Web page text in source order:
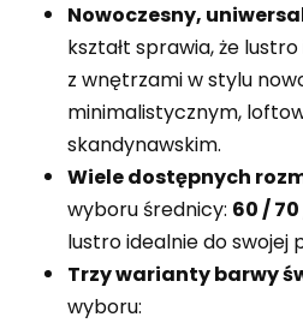
Nowoczesny,
kształt sprawia, że
z wnętrzami w stylu
minimalistycznym,
skandynawskim.
Wiele dostępnych
wyboru średnicy: 60 /
lustro idealnie do swojej
Trzy warianty barwy
wyboru: